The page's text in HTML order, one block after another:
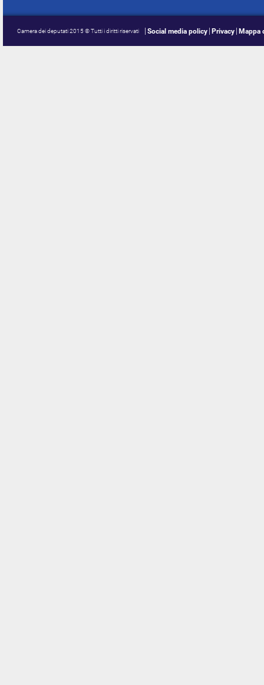
Camera dei deputati 2015 © Tutti i diritti riservati Social media policy Privacy Mappa